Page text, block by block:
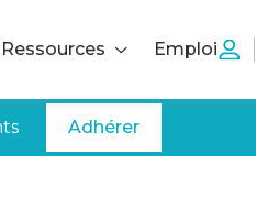
Ressources Emploi
Adhérer